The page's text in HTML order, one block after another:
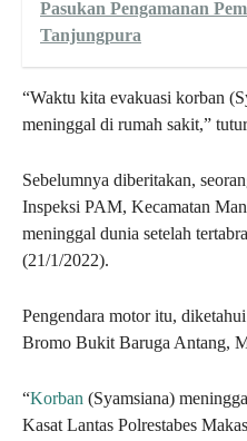
Pasukan Pengamanan
Tanjungpura
“Waktu kita evakuasi korban
meninggal di rumah sakit,”
Sebelumnya diberitakan,
Inspeksi PAM, Kecamatan
meninggal dunia setelah
(21/1/2022).
Pengendara motor itu,
Bromo Bukit Baruga Antang,
“Korban (Syamsiana)
Kasat Lantas Polrestabes